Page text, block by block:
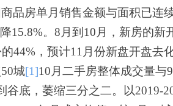
品房单月销售金额与面积已连
15.8%。8月到10月，新房的新
44%，预计11月份新盘开盘去
城[1]10月二手房整体成交量与
谷底，萎缩三分之二。以2019-